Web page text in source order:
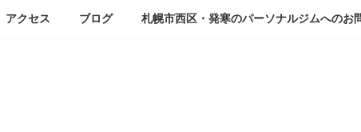
アクセス ブログ 札幌市西区・発寒のパーソナルジムへのお